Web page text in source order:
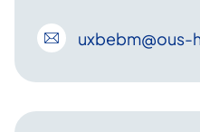
uxbebm@ous-